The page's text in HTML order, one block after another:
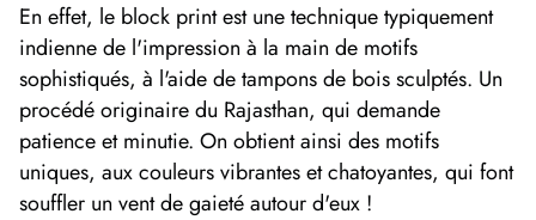
En effet, le block print est une technique typiquement
indienne de l'impression à la main de motifs
sophistiqués, à l'aide de tampons de bois sculptés. Un
procédé originaire du Rajasthan, qui demande
patience et minutie. On obtient ainsi des motifs
uniques, aux couleurs vibrantes et chatoyantes, qui font
souffler un vent de gaieté autour d'eux !